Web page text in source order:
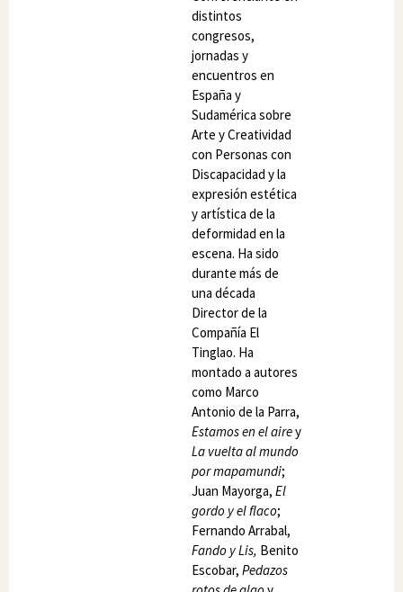
distintos
congresos,
jornadas y
encuentros en
España y
Sudamérica sobre
Arte y Creatividad
con Personas con
Discapacidad y la
expresión estética
y artística de la
deformidad en la
escena. Ha sido
durante más de
una década
Director de la
Compañía El
Tinglao. Ha
montado a autores
como Marco
Antonio de la Parra,
Estamos en el airey
La vuelta al mundo
por mapamundi;
Juan Mayorga, El
gordo y el flaco;
Fernando Arrabal,
Fando y Lis, Benito
Escobar, Pedazos